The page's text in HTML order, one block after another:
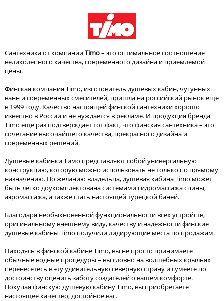
Сантехника от компанииTimo– это оптимальное соотношение
великолепного качества, современного дизайна и приемлемой
цены.
Финская компания Timo, изготовитель душевых кабин, чугунных
ванн и современных смесителей, пришла на российский рынок еще
в 1999 году. Качество настоящей финской сантехники хорошо
известно в России и не нуждается в рекламе. И продукция бренда
Timo еще раз подтверждает тот факт, что финская сантехника – это
сочетание высочайшего качества, прекрасного дизайна и
современных решений.
Душевые кабинки Тимо представляют собой универсальную
конструкцию, которую можно использовать не только по прямому
назначению. По желанию владельца, душевая кабина Timo может
быть легко доукомплектована системами гидромассажа спины,
аэромассажа, а также стать настоящей турецкой баней.
Благодаря необыкновенной функциональности всех устройств,
оригинальному внешнему виду, качеству и надежности финские
душевые кабины Timo получили лидирующие места по продажам.
Находясь в финской кабине Timo, вы не просто принимаете
обычные водные процедуры – вы словно на волшебных крыльях
перенесетесь в эту удивительную северную страну и сумеете по
достоинству оценить заботу создателей о вашем комфорте.
Покупая финскую душевую кабину Timo, вы приобретаете
настоящее качество, достойное вас.